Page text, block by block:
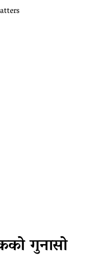
गुनासो